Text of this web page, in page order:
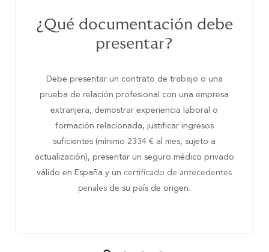
¿Qué documentación debe
presentar?
Debe presentar un contrato de trabajo o una
prueba de relación profesional con una empresa
extranjera, demostrar experiencia laboral o
formación relacionada, justificar ingresos
suficientes (mínimo 2334 € al mes, sujeto a
actualización), presentar un seguro médico privado
válido en España y un certificado de antecedentes
penales de su país de origen.